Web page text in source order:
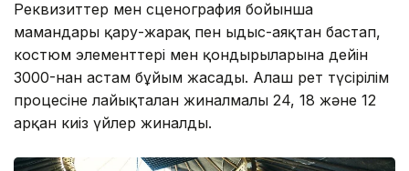
Реквизиттер мен сценография бойынша
мамандары қару-жарақ пен ыдыс-аяқтан бастап,
костюм элементтері мен қондырғыларына дейін
3000-нан астам бұйым жасады. Алғаш рет түсірілім
процесіне лайықталған жиналмалы 24, 18 және 12
арқан киіз үйлер жиналды.